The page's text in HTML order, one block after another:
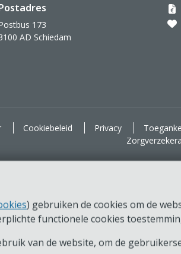
) gebruiken de cookies om de
functionele cookies
van de website, om de
173
AD Schiedam
Goed voor je.
Cookiebeleid Privacy